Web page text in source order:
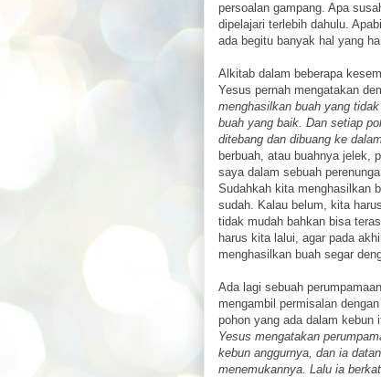
persoalan gampang. Apa
dipelajari terlebih dahulu.
ada begitu banyak hal yang
Alkitab dalam beberapa
Yesus pernah mengatakan
menghasilkan buah yang
buah yang baik. Dan setiap
ditebang dan dibuang ke
berbuah, atau buahnya jelek,
saya dalam sebuah
Sudahkah kita menghasilkan
sudah. Kalau belum, kita
tidak mudah bahkan bisa
harus kita lalui, agar pada
menghasilkan buah segar
Ada lagi sebuah
mengambil permisalan
pohon yang ada dalam kebun
Yesus mengatakan
kebun anggurnya, dan ia
menemukannya. Lalu ia